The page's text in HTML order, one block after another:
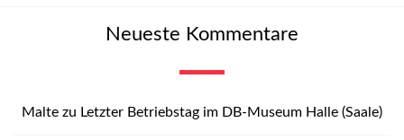
Neueste Kommentare
Malte zu Letzter Betriebstag im DB-Museum Halle (Saale)